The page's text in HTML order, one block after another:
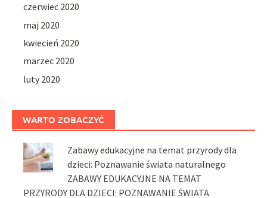
czerwiec 2020
maj 2020
kwiecień 2020
marzec 2020
luty 2020
WARTO ZOBACZYĆ
Zabawy edukacyjne na temat przyrody dla
dzieci: Poznawanie świata naturalnego
ZABAWY EDUKACYJNE NA TEMAT
PRZYRODY DLA DZIECI: POZNAWANIE ŚWIATA